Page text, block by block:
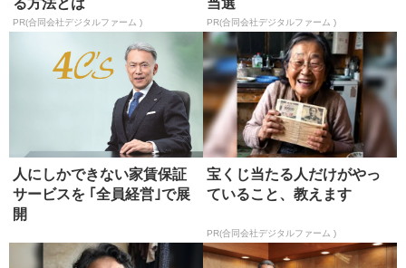
る方法とは
PR(合同会社デジタルファーム )
当選
PR(合同会社デジタルファーム )
人にしかできない家賃保証
サービスを ｢全員経営｣で展
開
宝くじ当たる人だけがやっ
ていること、教えます
PR(合同会社デジタルファーム )